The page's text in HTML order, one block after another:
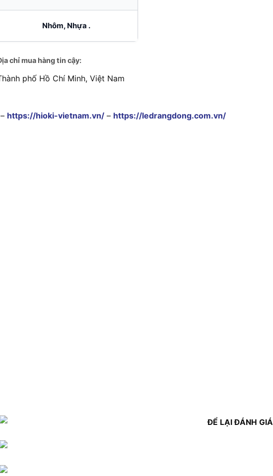
Nhôm, Nhựa .
chỉ mua hàng tin cậy:
phố Hồ Chí Minh, Việt Nam
– https://hioki-vietnam.vn/ – https://ledrangdong.com.vn/
ĐỂ LẠI ĐÁNH GIÁ